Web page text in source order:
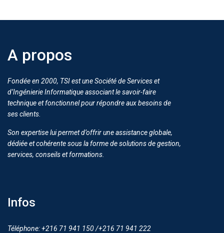
A propos
Fondée en 2000, TSI est une Société de Services et
d’Ingénierie Informatique associant le savoir-faire
technique et fonctionnel pour répondre aux besoins de
ses clients.
Son expertise lui permet d’offrir une assistance globale,
dédiée et cohérente sous la forme de solutions de gestion,
services, conseils et formations.
Infos
Téléphone: +216 71 941 150 /+216 71 941 222